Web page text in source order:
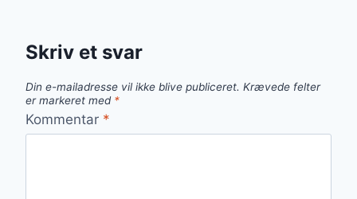
Skriv et svar
Din e-mailadresse vil ikke blive publiceret. Krævede felter
er markeret med *
Kommentar *